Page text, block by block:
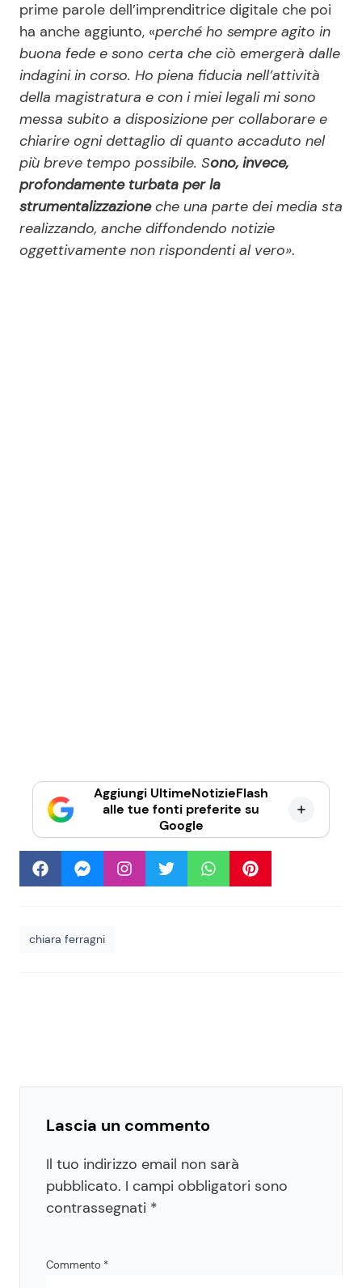
prime parole dell’imprenditrice digitale che poi
ha anche aggiunto, «perché ho sempre agito in
buona fede e sono certa che ciò emergerà dalle
indagini in corso. Ho piena fiducia nell’attività
della magistratura e con i miei legali mi sono
messa subito a disposizione per collaborare e
chiarire ogni dettaglio di quanto accaduto nel
più breve tempo possibile. Sono, invece,
profondamente turbata per la
strumentalizzazioneche una parte dei media sta
realizzando, anche diffondendo notizie
oggettivamente non rispondenti al vero».
Aggiungi UltimeNotizieFlash
alle tue fonti preferite su
Google
chiara ferragni
Lascia un commento
Il tuo indirizzo email non sarà
pubblicato. I campi obbligatori sono
contrassegnati *
Commento *